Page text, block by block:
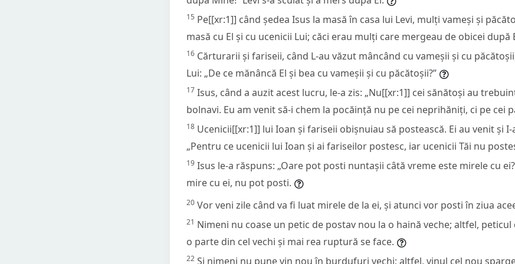
15 Pe[[xr:1]] când ședea Isus la masă în casa lui Levi, mulți vameși și
masă cu El și cu ucenicii Lui; căci erau mulți care mergeau de obicei după
16 Cărturarii și fariseii, când L-au văzut mâncând cu vameșii și cu
Lui: „De ce mănâncă El și bea cu vameșii și cu păcătoșii?”
17 Isus, când a auzit acest lucru, le-a zis: „Nu[[xr:1]] cei sănătoși au
bolnavi. Eu am venit să-i chem la pocăință nu pe cei neprihăniți, ci pe cei
18 Ucenicii[[xr:1]] lui Ioan și fariseii obișnuiau să postească. Ei au venit și I-
„Pentru ce ucenicii lui Ioan și ai fariseilor postesc, iar ucenicii Tăi nu
19 Isus le-a răspuns: „Oare pot posti nuntașii câtă vreme este mirele cu
mire cu ei, nu pot posti.
20 Vor veni zile când va fi luat mirele de la ei, și atunci vor posti în ziua
21 Nimeni nu coase un petic de postav nou la o haină veche; altfel,
o parte din cel vechi și mai rea ruptură se face.
22 Și nimeni nu pune vin nou în burdufuri vechi; altfel, vinul cel nou